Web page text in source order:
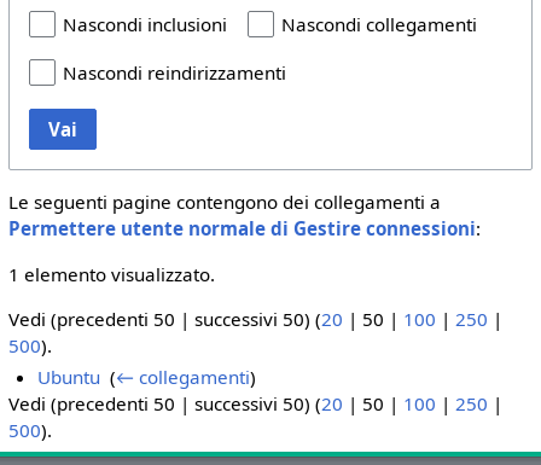
Nascondi inclusioni
Nascondi collegamenti
Nascondi reindirizzamenti
Vai
Le seguenti pagine contengono dei collegamenti a
Permettere utente normale di Gestire connessioni:
1 elemento visualizzato.
Vedi (precedenti 50 | successivi 50) (20 | 50 | 100 | 250 |
500).
Ubuntu ‎(← collegamenti)
Vedi (precedenti 50 | successivi 50) (20 | 50 | 100 | 250 |
500).